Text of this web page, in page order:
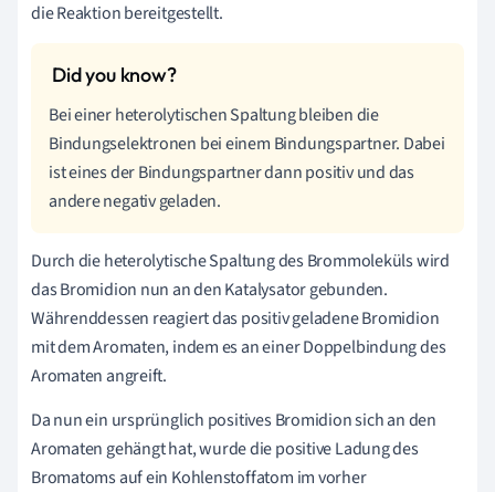
die Reaktion bereitgestellt.
Bei einer heterolytischen Spaltung bleiben die
Bindungselektronen bei einem Bindungspartner. Dabei
ist eines der Bindungspartner dann positiv und das
andere negativ geladen.
Durch die heterolytische Spaltung des Brommoleküls wird
das Bromidion nun an den Katalysator gebunden.
Währenddessen reagiert das positiv geladene Bromidion
mit dem Aromaten, indem es an einer Doppelbindung des
Aromaten angreift.
Da nun ein ursprünglich positives Bromidion sich an den
Aromaten gehängt hat, wurde die positive Ladung des
Bromatoms auf ein Kohlenstoffatom im vorher